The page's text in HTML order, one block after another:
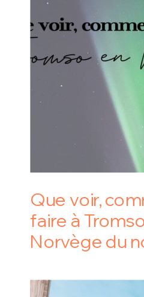
Que voir,
faire à
Norvège du